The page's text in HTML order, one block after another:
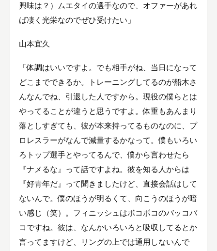
興味は？）ムエタイの選手なので、オファーがあれ
ば凄く光栄なのでぜひ受けたい」
山本宜久
「体調はいいですよ。でも相手がね、当日になって
どこまでできるか。トレーニングしてるのが船木さ
んなんでね、引退した人ですから。現役の僕らとは
やってることが違うと思うですよ。体重もあんまり
落としすぎても、彼が本来持ってるものなのに、プ
ロレスラーがなんで減量するかなって。僕もいろい
ろトップ選手とやってるんで、僕から言わせたら
『ナメるな』って話ですよね。彼を知る人からは
『好青年だ』って聞きましたけど、直接会話はして
ないんで。僕のほうが明るくて、向こうのほうが暗
い感じ（笑）。フィニッシュはボコボコのバッコバ
コですね。彼は、なんかいろいろと吸収してるとか
言ってますけど、リングの上では通用しないんで